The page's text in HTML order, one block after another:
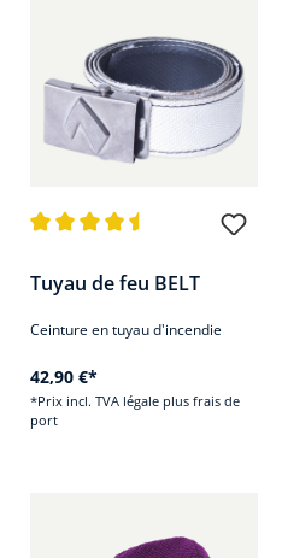
Tuyau de feu BELT
Ceinture en tuyau d'incendie
42,90 €*
*Prix incl. TVA légale plus frais de
port